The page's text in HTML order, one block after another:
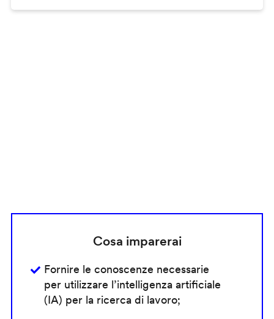
Cosa imparerai
Fornire le conoscenze necessarie
per utilizzare l’intelligenza artificiale
(IA) per la ricerca di lavoro;